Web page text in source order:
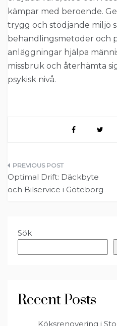
kämpar med beroende.
trygg och stödjande miljö
behandlingsmetoder och
anläggningar hjälpa
missbruk och återhämta
psykisk nivå.
Inläggsnavigering
Optimal Drift: Däckbyte
och Bilservice i Göteborg
Sök
Recent Posts
Köksrenovering i